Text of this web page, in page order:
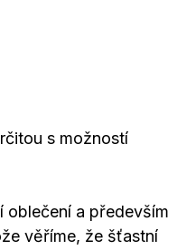
s možností
oblečení a především
věříme, že šťastní